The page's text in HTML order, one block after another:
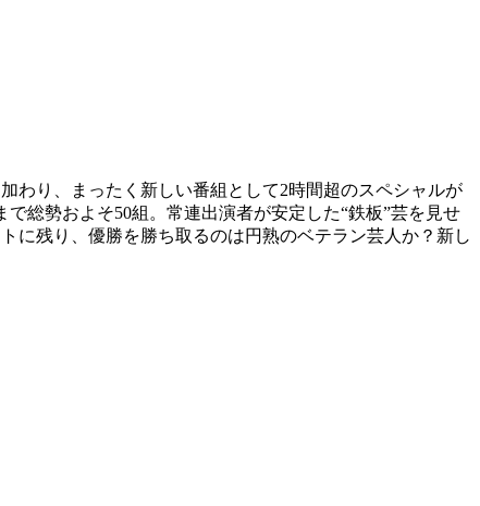
わり、まったく新しい番組として2時間超のスペシャルが
総勢およそ50組。常連出演者が安定した“鉄板”芸を見せ
に残り、優勝を勝ち取るのは円熟のベテラン芸人か？新し